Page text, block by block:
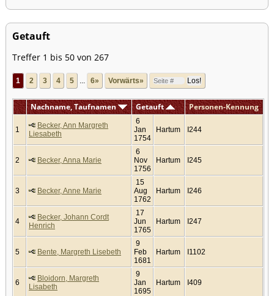
Getauft
Treffer 1 bis 50 von 267
1 2 3 4 5 ... 6» Vorwärts»
Nachname, Taufnamen Getauft Personen-Kennung
1
Becker, Ann Margreth
Liesabeth
6
Jan
1754
Hartum I244
2 Becker, Anna Marie
6
Nov
1756
Hartum I245
3 Becker, Anne Marie
15
Aug
1762
Hartum I246
4
Becker, Johann Cordt
Henrich
17
Jun
1765
Hartum I247
5 Bente, Margreth Lisebeth
9
Feb
1681
Hartum I1102
6
Bloidorn, Margreth
Lisabeth
9
Jan
1695
Hartum I409